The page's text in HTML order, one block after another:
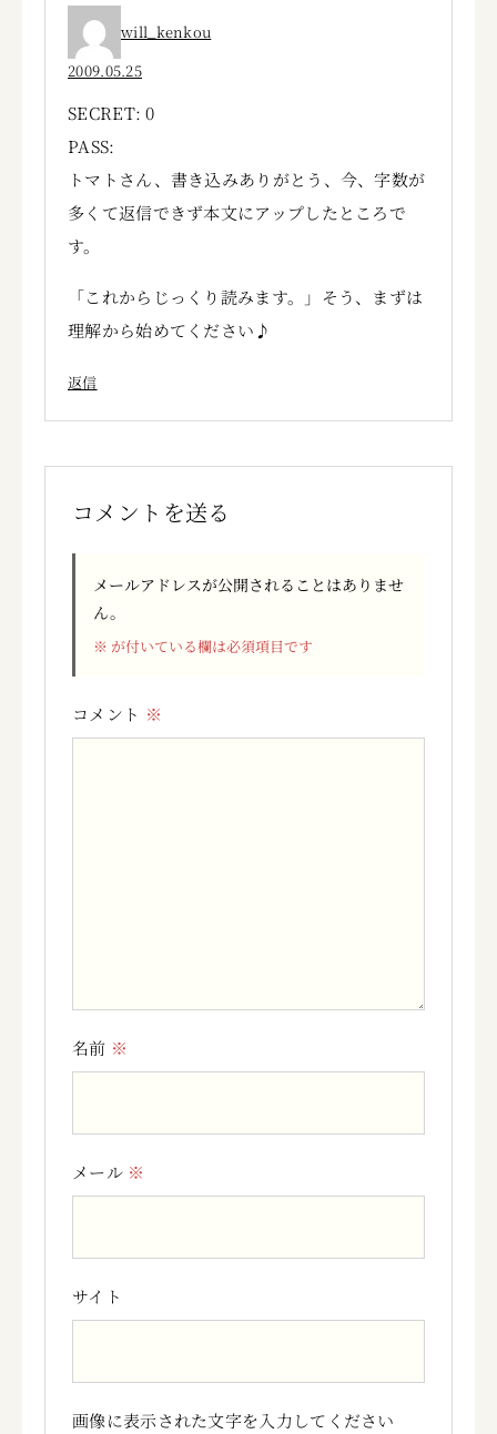
will_kenkou
2009.05.25
SECRET: 0
PASS:
トマトさん、書き込みありがとう、今、字数が
多くて返信できず本文にアップしたところで
す。
「これからじっくり読みます。」そう、まずは
理解から始めてください♪
返信
コメントを送る
メールアドレスが公開されることはありませ
ん。
※ が付いている欄は必須項目です
コメント ※
名前 ※
メール ※
サイト
画像に表示された文字を入力してください